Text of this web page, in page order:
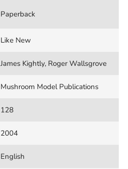
Paperback
Like New
James Kightly, Roger Wallsgrove
Mushroom Model Publications
128
2004
English